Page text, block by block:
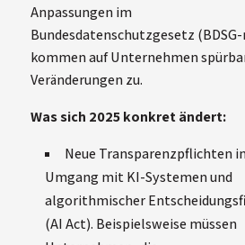
Anpassungen im
Bundesdatenschutzgesetz (BDSG-
kommen auf Unternehmen
Veränderungen zu.
Was sich 2025 konkret ändert:
Neue Transparenzpflichten
Umgang mit KI-Systemen und
algorithmischer
(AI Act). Beispielsweise müssen